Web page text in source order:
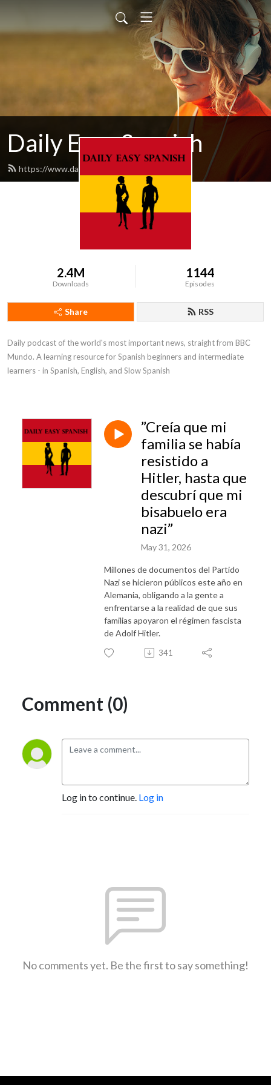
Daily Easy Spanish
https://www.dailyeasyspanish.com/feed.xml
2.4M
Downloads
1144
Episodes
Share RSS
Daily podcast of the world's most important news, straight from BBC
Mundo. A learning resource for Spanish beginners and intermediate
learners - in Spanish, English, and Slow Spanish
”Creía que mi
familia se había
resistido a
Hitler, hasta que
descubrí que mi
bisabuelo era
nazi”
May 31, 2026
Millones de documentos del Partido
Nazi se hicieron públicos este año en
Alemania, obligando a la gente a
enfrentarse a la realidad de que sus
familias apoyaron el régimen fascista
de Adolf Hitler.
341
Comment (0)
Log in to continue. Log in
No comments yet. Be the first to say something!